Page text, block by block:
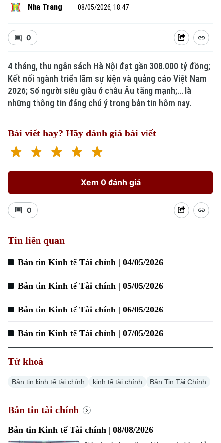
Nha Trang 08/05/2026, 18:47
0
4 tháng, thu ngân sách Hà Nội đạt gần 308.000 tỷ đồng;
Kết nối ngành triển lãm sự kiện và quảng cáo Việt Nam
2026; Số người siêu giàu ở châu Âu tăng mạnh;... là
những thông tin đáng chú ý trong bản tin hôm nay.
Bài viết hay? Hãy đánh giá bài viết
Xem 0 đánh giá
0
Tin liên quan
Bản tin Kinh tế Tài chính | 04/05/2026
Bản tin Kinh tế Tài chính | 05/05/2026
Bản tin Kinh tế Tài chính | 06/05/2026
Bản tin Kinh tế Tài chính | 07/05/2026
Từ khoá
Bản tin kinh tế tài chính kinh tế tài chính Bản Tin Tài Chính
Bản tin tài chính
Bản tin Kinh tế Tài chính | 08/08/2026